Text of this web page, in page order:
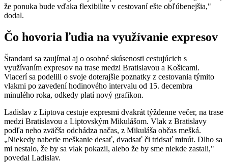
že ponuka bude vďaka flexibilite v cestovaní ešte obľúbenejšia,"
dodal.
Čo hovoria ľudia na využívanie expresov
Štandard sa zaujímal aj o osobné skúsenosti cestujúcich s
využívaním expresov na trase medzi Bratislavou a Košicami.
Viacerí sa podelili o svoje doterajšie poznatky z cestovania týmito
vlakmi po zavedení hodinového intervalu od 15. decembra
minulého roka, odkedy platí nový grafikon.
Ladislav z Liptova cestuje expresmi dvakrát týždenne večer, na trase
medzi Bratislavou a Liptovským Mikulášom. Vlak z Bratislavy
podľa neho zväčša odchádza načas, z Mikuláša občas mešká.
„Niekedy naberie meškanie desať, dvadsať či tridsať minút. Dlho sa
mi nestalo, že by sa vlak pokazil, alebo že by sme niekde zastali,"
povedal Ladislav.